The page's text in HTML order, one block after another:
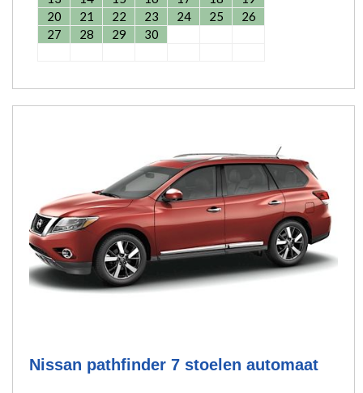
20
21 22 23 24 25
26
27
28 29 30
Nissan pathfinder 7 stoelen automaat